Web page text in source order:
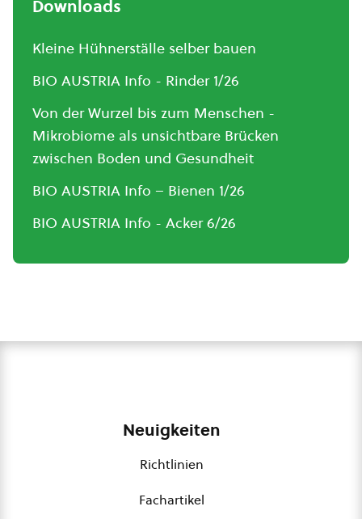
Downloads
Kleine Hühnerställe selber bauen
BIO AUSTRIA Info - Rinder 1/26
Von der Wurzel bis zum Menschen -
Mikrobiome als unsichtbare Brücken
zwischen Boden und Gesundheit
BIO AUSTRIA Info – Bienen 1/26
BIO AUSTRIA Info - Acker 6/26
Neuigkeiten
Richtlinien
Fachartikel